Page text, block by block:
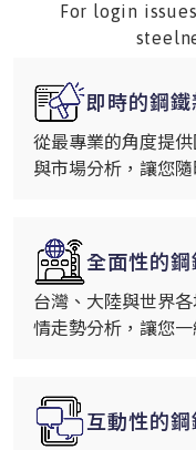
For login
即時的鋼鐵
從最專業的角度提
與市場分析，讓您
全面性的鋼
台灣、大陸與世界
情走勢分析，讓您
互動性的鋼